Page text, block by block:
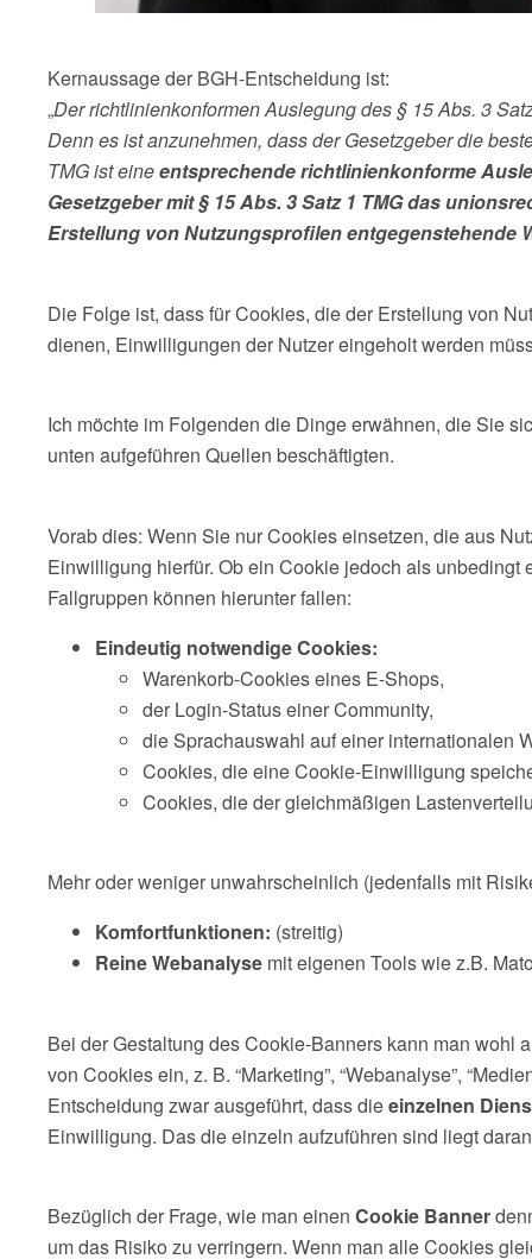
Kernaussage der BGH-Entscheidung ist:
„Der richtlinienkonformen Auslegung des § 15 Abs. 3
Denn es ist anzunehmen, dass der Gesetzgeber die
TMG ist eineentsprechende richtlinienkonforme
Gesetzgeber mit § 15 Abs. 3 Satz 1 TMG das
Erstellung von Nutzungsprofilen entgegenstehende
Die Folge ist, dass für Cookies, die der Erstellung von
dienen, Einwilligungen der Nutzer eingeholt werden
Ich möchte im Folgenden die Dinge erwähnen, die Sie
unten aufgeführen Quellen beschäftigten.
Vorab dies: Wenn Sie nur Cookies einsetzen, die aus
Einwilligung hierfür. Ob ein Cookie jedoch als
Fallgruppen können hierunter fallen:
Eindeutig notwendige Cookies:
Warenkorb-Cookies eines E-Shops,
der Login-Status einer Community,
die Sprachauswahl auf einer internationalen
Cookies, die eine Cookie-Einwilligung
Cookies, die der gleichmäßigen
Mehr oder weniger unwahrscheinlich (jedenfalls mit
Komfortfunktionen: (streitig)
Reine Webanalyse mit eigenen Tools wie z.B.
Bei der Gestaltung des Cookie-Banners kann man
von Cookies ein, z. B. “Marketing”, “Webanalyse”,
Entscheidung zwar ausgeführt, dass dieeinzelnen
Einwilligung. Das die einzeln aufzuführen sind liegt
Bezüglich der Frage, wie man einen Cookie Banner
um das Risiko zu verringern. Wenn man alle Cookies